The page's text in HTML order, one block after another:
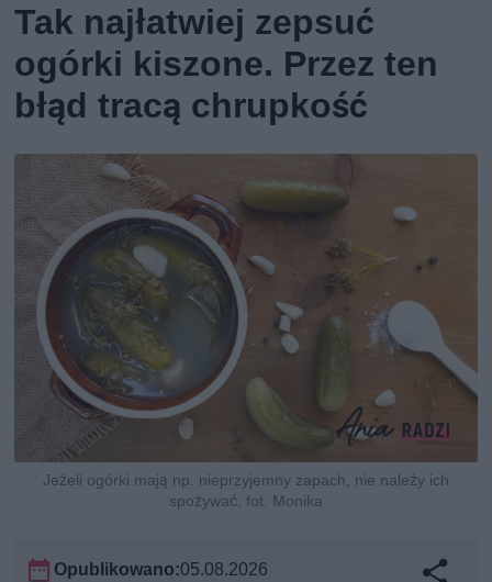
Tak najłatwiej zepsuć
ogórki kiszone. Przez ten
błąd tracą chrupkość
Jeżeli ogórki mają np. nieprzyjemny zapach, nie należy ich
spożywać, fot. Monika
Opublikowano:05.08.2026